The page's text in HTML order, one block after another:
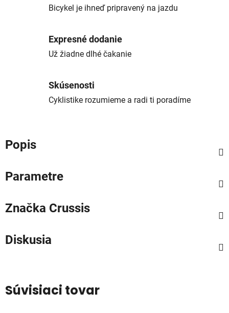
Bicykel je ihneď pripravený na jazdu
Expresné dodanie
Už žiadne dlhé čakanie
Skúsenosti
Cyklistike rozumieme a radi ti poradíme
Popis
Parametre
Značka Crussis
Diskusia
Súvisiaci tovar